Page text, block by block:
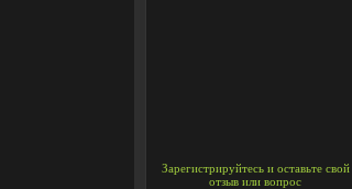
Зарегистрируйтесь и оставьте свой
отзыв или вопрос